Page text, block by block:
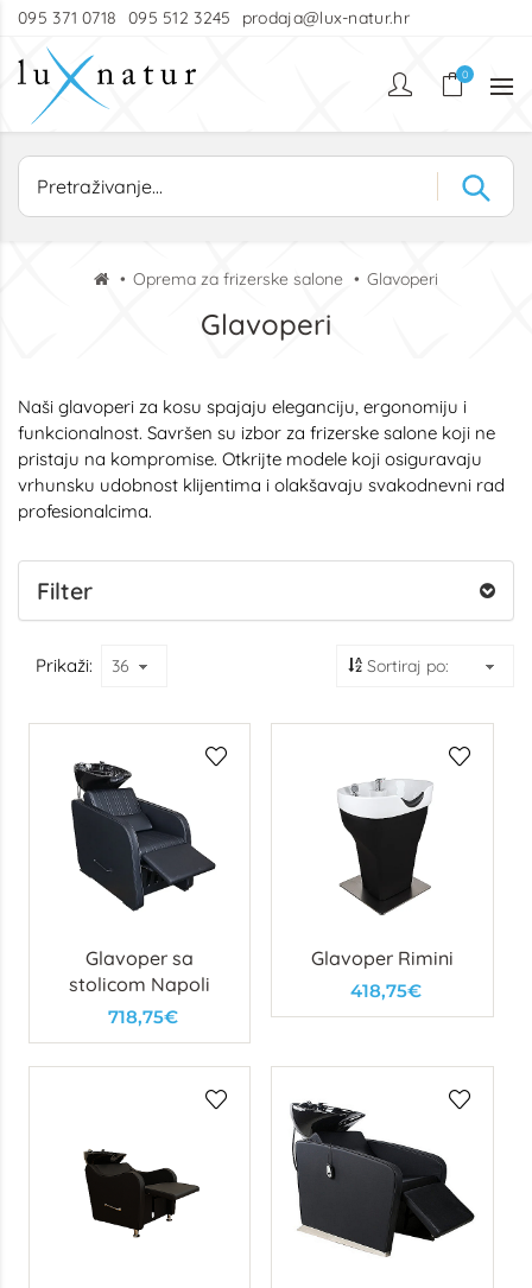
095 371 0718 095 512 3245 prodaja@lux-natur.hr
0
Oprema za frizerske salone Glavoperi
Glavoperi
Naši glavoperi za kosu spajaju eleganciju, ergonomiju i
funkcionalnost. Savršen su izbor za frizerske salone koji ne
pristaju na kompromise. Otkrijte modele koji osiguravaju
vrhunsku udobnost klijentima i olakšavaju svakodnevni rad
profesionalcima.
Filter
Prikaži:
Glavoper sa
stolicom Napoli
718,75€
Glavoper Rimini
418,75€